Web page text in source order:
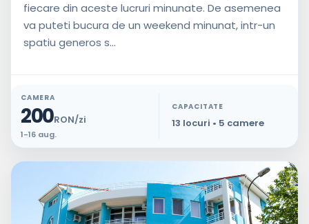
fiecare din aceste lucruri minunate. De asemenea
va puteti bucura de un weekend minunat, intr-un
spatiu generos s...
CAMERA
200RON/zi
1-16 aug.
CAPACITATE
13 locuri • 5 camere